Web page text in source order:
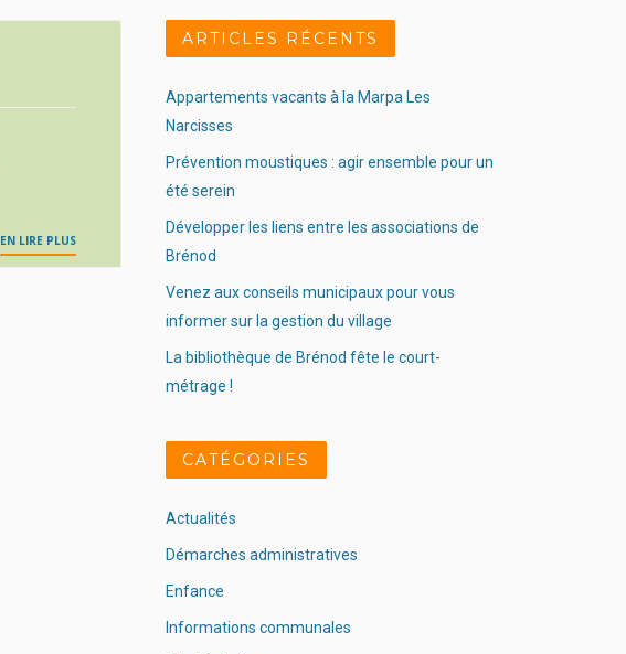
EN LIRE PLUS
ARTICLES RÉCENTS
Appartements vacants à la Marpa Les
Narcisses
Prévention moustiques : agir ensemble pour un
été serein
Développer les liens entre les associations de
Brénod
Venez aux conseils municipaux pour vous
informer sur la gestion du village
La bibliothèque de Brénod fête le court-
métrage !
CATÉGORIES
Actualités
Démarches administratives
Enfance
Informations communales